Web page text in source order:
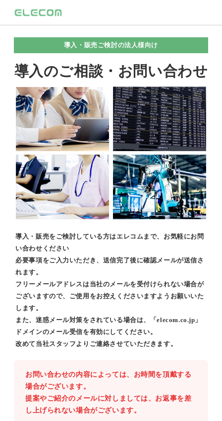
導入・販売ご検討の法人様向け
導入のご相談・お問い合わせ
導入・販売をご検討している方はエレコムまで、お気軽にお問
い合わせください
必要事項をご入力いただき、送信完了後に確認メールが送信さ
れます。
フリーメールアドレスは当社のメールを受付けられない場合が
ございますので、ご使用をお控えくださいますようお願いいた
します。
また、迷惑メール対策をされている場合は、「elecom.co.jp」
ドメインのメール受信を有効にしてください。
改めて当社スタッフよりご連絡させていただきます。
お問い合わせの内容によっては、お時間を頂戴する
場合がございます。
提案やご紹介のメールに対しましては、お返事を差
し上げられない場合がございます。